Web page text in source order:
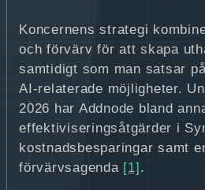
Koncernens strategi
och förvärv för att skapa
samtidigt som man satsar
AI-relaterade möjligheter.
2026 har Addnode bland
effektiviseringsåtgärder i
kostnadsbesparingar samt
förvärvsagenda [1] .